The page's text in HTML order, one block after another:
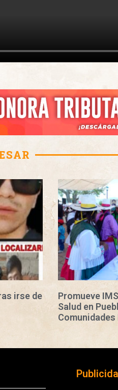
irse de
Promueve
Salud en
Comunidades